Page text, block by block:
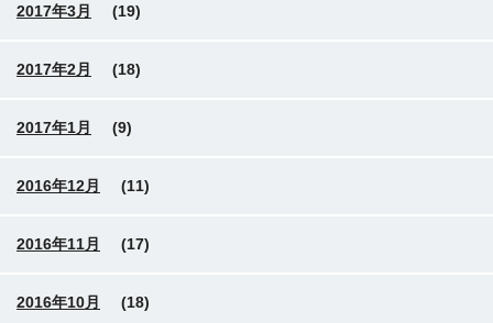
2017年3月 (19)
2017年2月 (18)
2017年1月 (9)
2016年12月 (11)
2016年11月 (17)
2016年10月 (18)